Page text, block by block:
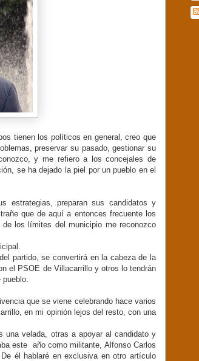
tienen los políticos en general, creo que
preservar su pasado, gestionar su
y me refiero a los concejales de
se ha dejado la piel por un pueblo en el
estrategias, preparan sus candidatos y
que de aquí a entonces frecuente los
los límites del municipio me reconozco
partido, se convertirá en la cabeza de la
el PSOE de Villacarrillo y otros lo tendrán
que se viene celebrando hace varios
en mi opinión lejos del resto, con una
una velada, otras a apoyar al candidato y
este año como militante, Alfonso Carlos
él hablaré en exclusiva en otro artículo